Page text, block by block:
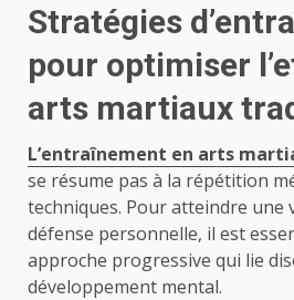
Stratégies
pour optimiser
arts martiaux
L’entraînement en arts
se résume pas à la répétition
techniques. Pour atteindre une
défense personnelle, il est
approche progressive qui lie
développement mental.